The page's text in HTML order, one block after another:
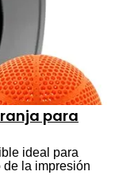
para
ideal para
de la impresión